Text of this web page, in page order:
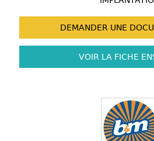
DEMANDER UNE
VOIR LA FICHE